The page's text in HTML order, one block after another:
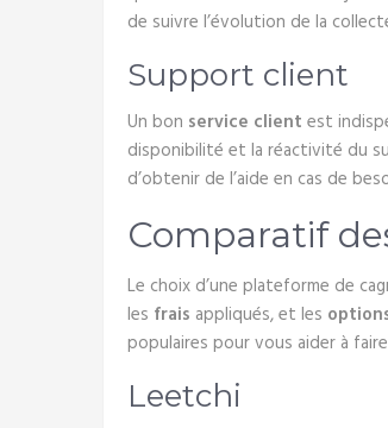
de suivre l’évolution de la
Support client
Un bon service client est
disponibilité et la réactivité du
d’obtenir de l’aide en cas de
Comparatif
Le choix d’une plateforme de
les frais appliqués, et les
populaires pour vous aider à
Leetchi